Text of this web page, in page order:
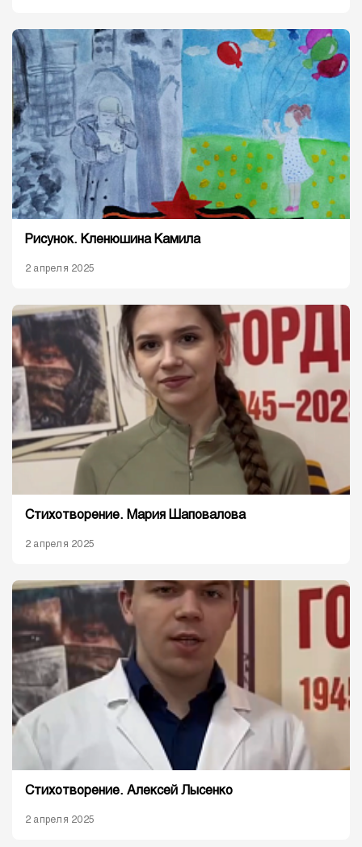
Рисунок. Кленюшина Камила
2 апреля 2025
Стихотворение. Мария Шаповалова
2 апреля 2025
Стихотворение. Алексей Лысенко
2 апреля 2025